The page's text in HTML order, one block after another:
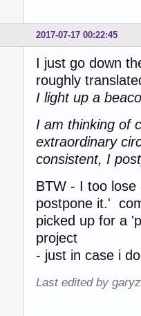
2017-07-17 00:22:45
I just go down
roughly
I light up a
I am thinking of
extraordinary
consistent, I
BTW - I too
postpone it.'
picked up for a
project
- just in case i
Last edited by